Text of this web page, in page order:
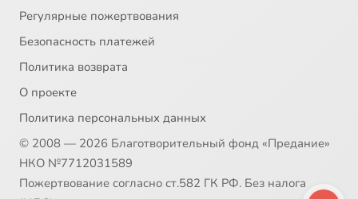
37 ГОГОЛЬ НИКОЛАЙ ВАСИЛЬЕВИЧ
38 ПОРТРЕТ
39 ПОРТРЕТ (ПРОДОЛЖЕНИЕ)
Регулярные пожертвования
Безопасность платежей
Политика возврата
О проекте
Политика персональных данных
© 2008 — 2026 Благотворительный фонд «Предание»
НКО №7712031589
Пожертвование согласно ст.582 ГК РФ. Без налога